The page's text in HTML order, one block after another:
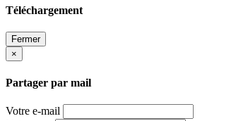
Téléchargement
Fermer
×
Partager par mail
Votre e-mail